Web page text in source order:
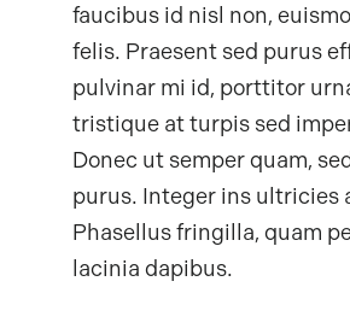
faucibus id nisl non,
felis. Praesent sed purus
pulvinar mi id, porttitor
tristique at turpis sed
Donec ut semper quam,
purus. Integer ins ultricies
Phasellus fringilla, quam
lacinia dapibus.